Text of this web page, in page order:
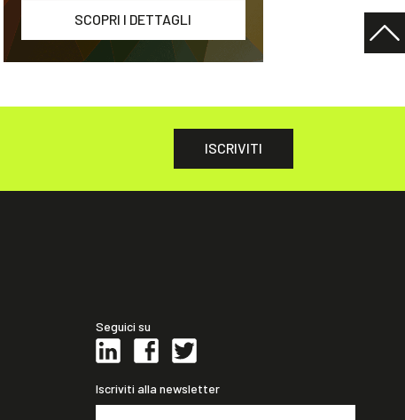
SCOPRI I DETTAGLI
ISCRIVITI
Seguici su
Iscriviti alla newsletter